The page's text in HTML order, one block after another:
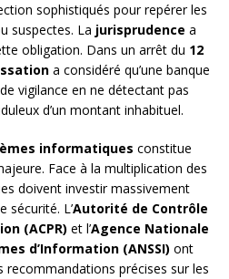
sophistiqués pour repérer les
suspectes. La jurisprudence a
obligation. Dans un arrêt du 12
a considéré qu’une banque
vigilance en ne détectant pas
d’un montant inhabituel.
informatiques constitue
Face à la multiplication des
doivent investir massivement
sécurité. L’Autorité de Contrôle
(ACPR) et l’Agence Nationale
d’Information (ANSSI) ont
recommandations précises sur les